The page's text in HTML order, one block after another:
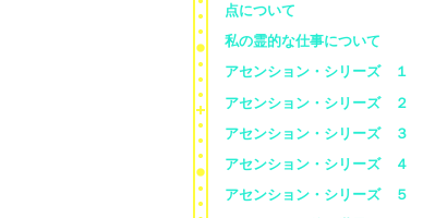
点について
私の霊的な仕事について
アセンション・シリーズ １
アセンション・シリーズ ２
アセンション・シリーズ ３
アセンション・シリーズ ４
アセンション・シリーズ ５